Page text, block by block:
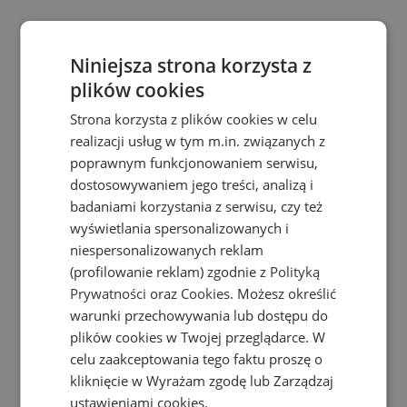
Niniejsza strona korzysta z
plików cookies
Strona korzysta z plików cookies w celu
realizacji usług w tym m.in. związanych z
poprawnym funkcjonowaniem serwisu,
dostosowywaniem jego treści, analizą i
badaniami korzystania z serwisu, czy też
wyświetlania spersonalizowanych i
niespersonalizowanych reklam
(profilowanie reklam) zgodnie z Polityką
Prywatności oraz Cookies. Możesz określić
warunki przechowywania lub dostępu do
plików cookies w Twojej przeglądarce. W
celu zaakceptowania tego faktu proszę o
kliknięcie w Wyrażam zgodę lub Zarządzaj
ustawieniami cookies.